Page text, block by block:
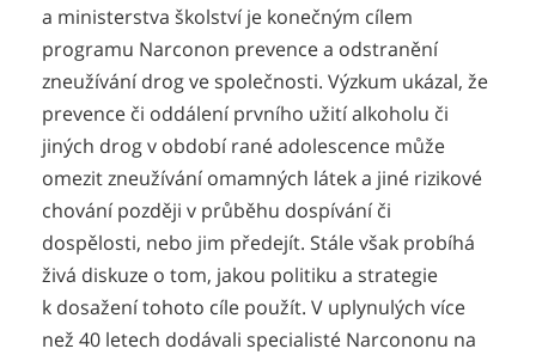
a ministerstva školství je konečným cílem
programu Narconon prevence a odstranění
zneužívání drog ve společnosti. Výzkum ukázal, že
prevence či oddálení prvního užití alkoholu či
jiných drog v období rané adolescence může
omezit zneužívání omamných látek a jiné rizikové
chování později v průběhu dospívání či
dospělosti, nebo jim předejít. Stále však probíhá
živá diskuze o tom, jakou politiku a strategie
k dosažení tohoto cíle použít. V uplynulých více
než 40 letech dodávali specialisté Narcononu na